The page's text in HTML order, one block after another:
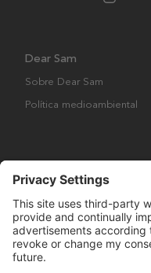
Dear Sam
Sobre Dear Sam
Política medioambiental
Derechos de autor ©